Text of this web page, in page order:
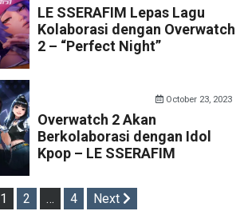
LE SSERAFIM Lepas Lagu
Kolaborasi dengan Overwatch
2 – “Perfect Night”
October 23, 2023
Overwatch 2 Akan
Berkolaborasi dengan Idol
Kpop – LE SSERAFIM
Posts
1 2 … 4 Next